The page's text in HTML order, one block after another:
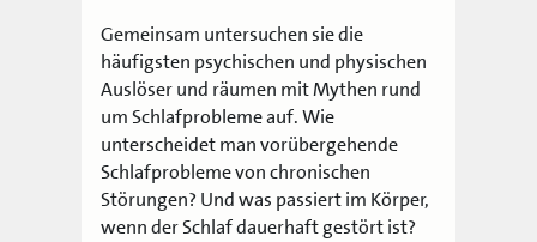
Gemeinsam untersuchen sie die
häufigsten psychischen und physischen
Auslöser und räumen mit Mythen rund
um Schlafprobleme auf. Wie
unterscheidet man vorübergehende
Schlafprobleme von chronischen
Störungen? Und was passiert im Körper,
wenn der Schlaf dauerhaft gestört ist?